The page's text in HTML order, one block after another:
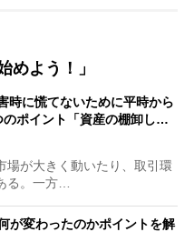
めよう！」
時に慌てないために平時から
のポイント「資産の棚卸し…
が大きく動いたり、取引環
る。一方…
が変わったのかポイントを解